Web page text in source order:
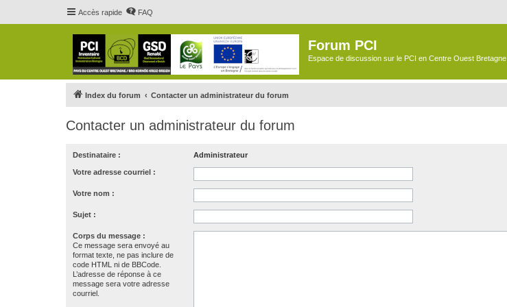
Accès rapide FAQ
Forum PCI
Espace de discussion sur le PCI en Centre Ouest Bretagne
Index du forum Contacter un administrateur du forum
Contacter un administrateur du forum
Destinataire : Administrateur
Votre adresse courriel :
Votre nom :
Sujet :
Corps du message :
Ce message sera envoyé au
format texte, ne pas inclure de
code HTML ni de BBCode.
L’adresse de réponse à ce
message sera votre adresse
courriel.